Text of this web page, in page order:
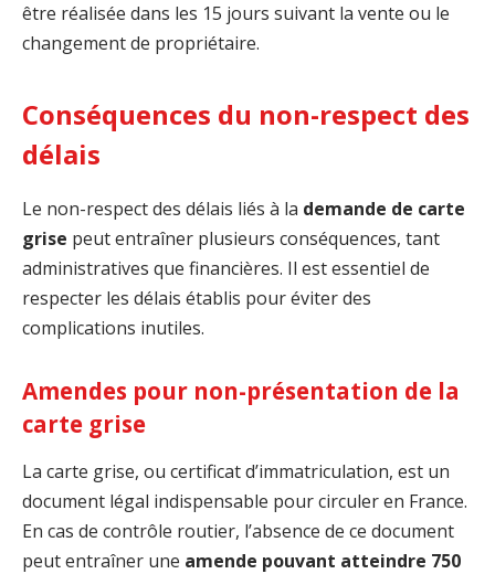
être réalisée dans les 15 jours suivant la vente ou le
changement de propriétaire.
Conséquences du non-respect des
délais
Le non-respect des délais liés à la demande de carte
grise peut entraîner plusieurs conséquences, tant
administratives que financières. Il est essentiel de
respecter les délais établis pour éviter des
complications inutiles.
Amendes pour non-présentation de la
carte grise
La carte grise, ou certificat d’immatriculation, est un
document légal indispensable pour circuler en France.
En cas de contrôle routier, l’absence de ce document
peut entraîner une amende pouvant atteindre 750